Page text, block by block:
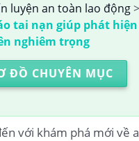
luyện an toàn lao động>
tai nạn giúp phát
nghiêm trọng
ĐỒ CHUYÊN MỤC
với khám phá mới về